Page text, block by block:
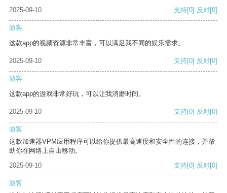
2025-09-10
支持[0] 反对[0]
游客
这款app的视频资源非常丰富，可以满足我不同的娱乐需求。
2025-09-10 支持[0] 反对[0]
游客
这款app的游戏非常好玩，可以让我消磨时间。
2025-09-10 支持[0] 反对[0]
游客
这款加速器VPM应用程序可以给你提供最高速度和安全性的连接，并帮
助你在网络上自由移动。
2025-09-10
支持[0] 反对[0]
游客